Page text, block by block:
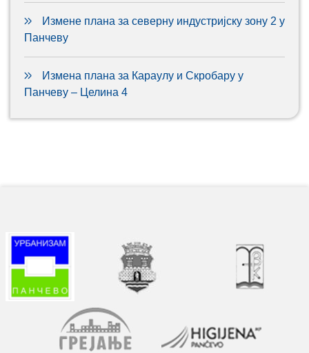
Измене плана за северну индустријску зону 2 у
Панчеву
Измена плана за Караулу и Скробару у
Панчеву – Целина 4